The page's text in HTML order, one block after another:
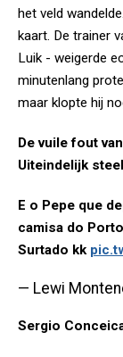
het veld
kaart. De trainer
Luik - weigerde
minutenlang
maar klopte hij
De vuile fout
Uiteindelijk
E o Pepe que
camisa do
Surtado kk
— Lewi
Sergio